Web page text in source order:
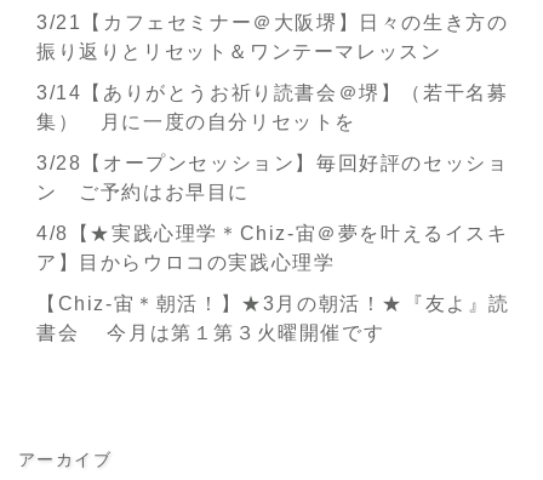
3/21【カフェセミナー＠大阪堺】日々の生き方の
振り返りとリセット＆ワンテーマレッスン
3/14【ありがとうお祈り読書会＠堺】（若干名募
集） 月に一度の自分リセットを
3/28【オープンセッション】毎回好評のセッショ
ン ご予約はお早目に
4/8【★実践心理学＊Chiz-宙＠夢を叶えるイスキ
ア】目からウロコの実践心理学
【Chiz-宙＊朝活！】★3月の朝活！★『友よ』読
書会 今月は第１第３火曜開催です
アーカイブ